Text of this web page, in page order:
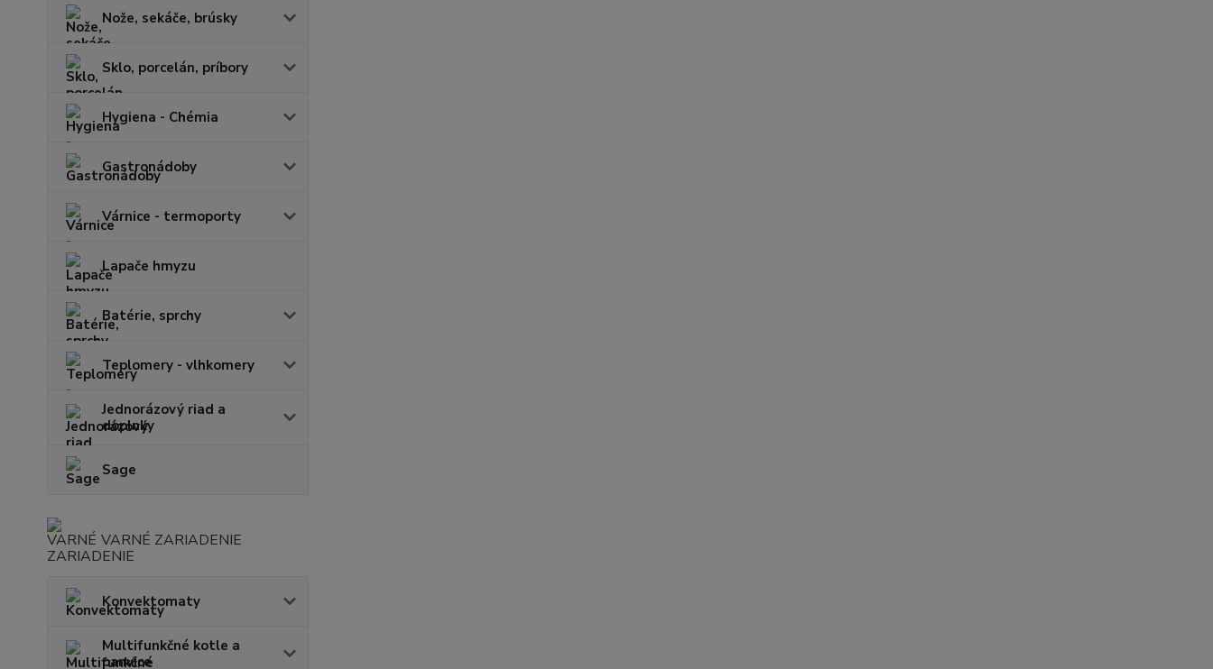
Nože, sekáče, brúsky
Sklo, porcelán, príbory
Hygiena - Chémia
Gastronádoby
Várnice - termoporty
Lapače hmyzu
Batérie, sprchy
Teplomery - vlhkomery
Jednorázový riad a
doplnky
Sage
VARNÉ ZARIADENIE
Konvektomaty
Multifunkčné kotle a
panvice